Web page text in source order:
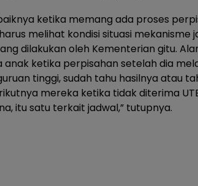
ketika memang ada proses
melihat kondisi situasi mekanisme
dilakukan oleh Kementerian gitu.
anak ketika perpisahan setelah dia
tinggi, sudah tahu hasilnya atau
mereka ketika tidak diterima
itu satu terkait jadwal,” tutupnya.